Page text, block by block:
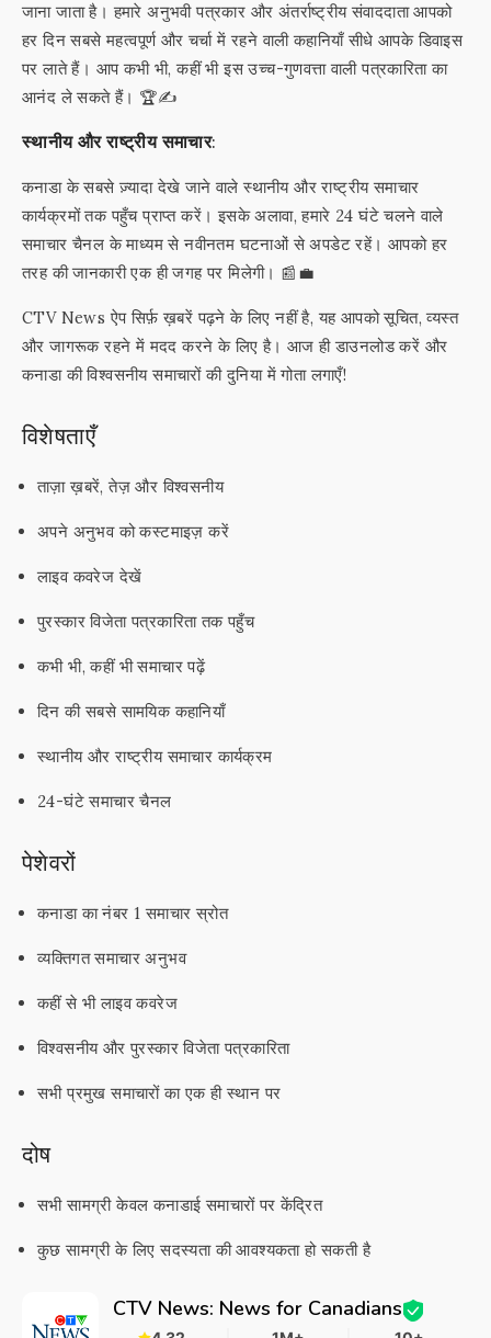
जाना जाता है। हमारे अनुभवी पत्रकार और अंतर्राष्ट्रीय संवाददाता आपको
हर दिन सबसे महत्वपूर्ण और चर्चा में रहने वाली कहानियाँ सीधे आपके डिवाइस
पर लाते हैं। आप कभी भी, कहीं भी इस उच्च-गुणवत्ता वाली पत्रकारिता का
आनंद ले सकते हैं। 🏆✍️
स्थानीय और राष्ट्रीय समाचार:
कनाडा के सबसे ज़्यादा देखे जाने वाले स्थानीय और राष्ट्रीय समाचार
कार्यक्रमों तक पहुँच प्राप्त करें। इसके अलावा, हमारे 24 घंटे चलने वाले
समाचार चैनल के माध्यम से नवीनतम घटनाओं से अपडेट रहें। आपको हर
तरह की जानकारी एक ही जगह पर मिलेगी। 📰💼
CTV News ऐप सिर्फ़ ख़बरें पढ़ने के लिए नहीं है, यह आपको सूचित, व्यस्त
और जागरूक रहने में मदद करने के लिए है। आज ही डाउनलोड करें और
कनाडा की विश्वसनीय समाचारों की दुनिया में गोता लगाएँ!
विशेषताएँ
ताज़ा ख़बरें, तेज़ और विश्वसनीय
अपने अनुभव को कस्टमाइज़ करें
लाइव कवरेज देखें
पुरस्कार विजेता पत्रकारिता तक पहुँच
कभी भी, कहीं भी समाचार पढ़ें
दिन की सबसे सामयिक कहानियाँ
स्थानीय और राष्ट्रीय समाचार कार्यक्रम
24-घंटे समाचार चैनल
पेशेवरों
कनाडा का नंबर 1 समाचार स्रोत
व्यक्तिगत समाचार अनुभव
कहीं से भी लाइव कवरेज
विश्वसनीय और पुरस्कार विजेता पत्रकारिता
सभी प्रमुख समाचारों का एक ही स्थान पर
दोष
सभी सामग्री केवल कनाडाई समाचारों पर केंद्रित
कुछ सामग्री के लिए सदस्यता की आवश्यकता हो सकती है
CTV News: News for Canadians